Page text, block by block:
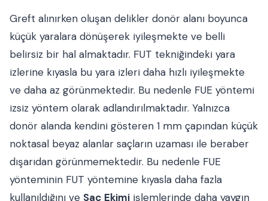
Greft alınırken oluşan delikler donör alanı boyunca
küçük yaralara dönüşerek iyileşmekte ve belli
belirsiz bir hal almaktadır. FUT tekniğindeki yara
izlerine kıyasla bu yara izleri daha hızlı iyileşmekte
ve daha az görünmektedir. Bu nedenle FUE yöntemi
izsiz yöntem olarak adlandırılmaktadır. Yalnızca
donör alanda kendini gösteren 1 mm çapından küçük
noktasal beyaz alanlar saçların uzaması ile beraber
dışarıdan görünmemektedir. Bu nedenle FUE
yönteminin FUT yöntemine kıyasla daha fazla
kullanıldığını ve Saç Ekimi işlemlerinde daha yaygın